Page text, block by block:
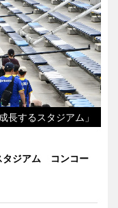
するスタジアム」
タジアム コンコー